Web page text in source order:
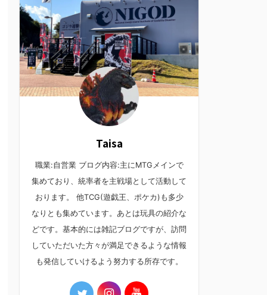
Taisa
職業:自営業 ブログ内容:主にMTGメインで
集めており、統率者を主戦場として活動して
おります。 他TCG(遊戯王、ポケカ)も多少
なりとも集めています。あとは玩具の紹介な
どです。基本的には雑記ブログですが、訪問
していただいた方々が満足できるような情報
も発信していけるよう努力する所存です。